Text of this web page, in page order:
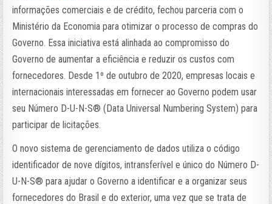
informações comerciais e de crédito, fechou parceria com o
Ministério da Economia para otimizar o processo de compras do
Governo. Essa iniciativa está alinhada ao compromisso do
Governo de aumentar a eficiência e reduzir os custos com
fornecedores. Desde 1º de outubro de 2020, empresas locais e
internacionais interessadas em fornecer ao Governo podem usar
seu Número D-U-N-S®️ (Data Universal Numbering System) para
participar de licitações.
O novo sistema de gerenciamento de dados utiliza o código
identificador de nove dígitos, intransferível e único do Número D-
U-N-S®️ para ajudar o Governo a identificar e a organizar seus
fornecedores do Brasil e do exterior, uma vez que se trata de